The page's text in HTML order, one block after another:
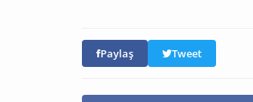
Paylaş Tweet